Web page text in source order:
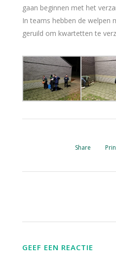
gaan beginnen met het
In teams hebben de welpen
geruild om kwartetten te
Share
GEEF EEN REACTIE